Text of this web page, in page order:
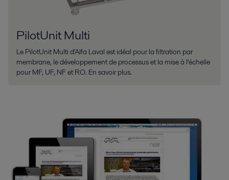
PilotUnit Multi
Le PilotUnit Multi d'Alfa Laval est idéal pour la filtration par
membrane, le développement de processus et la mise à l'échelle
pour MF, UF, NF et RO. En savoir plus.